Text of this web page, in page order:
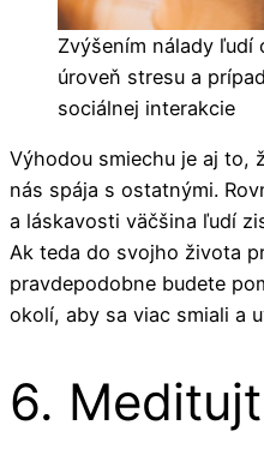
Zvýšením nálady
úroveň stresu a
sociálnej interakcie
Výhodou smiechu je aj to,
nás spája s ostatnými.
a láskavosti väčšina ľudí
Ak teda do svojho života
pravdepodobne budete
okolí, aby sa viac smiali a
6.